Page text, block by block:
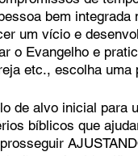
bem integrada
um vício e
o Evangelho e
etc., escolha uma
de alvo inicial para
bíblicos que